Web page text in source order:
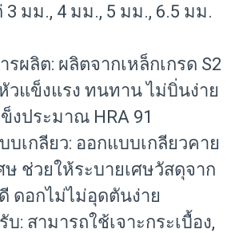
มม., 4 มม., 5 มม., 6.5 มม.
รผลิต: ผลิตจากเหล็กเกรด S2
แข็งแรง ทนทาน ไม่บิ่นง่าย
งประมาณ HRA 91
บเกลียว: ออกแบบเกลียวคาย
ษ ช่วยให้ระบายเศษวัสดุจาก
ดอกไม่ไม่อุดตันง่าย
บ: สามารถใช้เจาะกระเบื้อง,